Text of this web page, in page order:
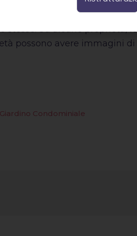
forniti da terzi. Tali
Su alcune proprietà,
possono avere immagini
Giardino Condominiale